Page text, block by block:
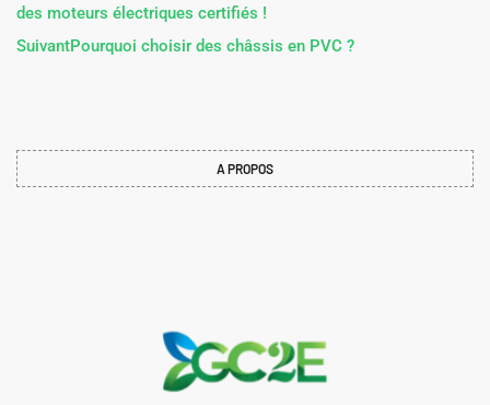
des moteurs électriques certifiés !
SuivantPourquoi choisir des châssis en PVC ?
A PROPOS